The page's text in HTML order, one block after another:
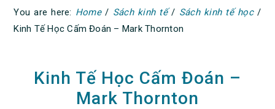
You are here: Home / Sách kinh tế / Sách kinh tế học /
Kinh Tế Học Cấm Đoán – Mark Thornton
Kinh Tế Học Cấm Đoán –
Mark Thornton